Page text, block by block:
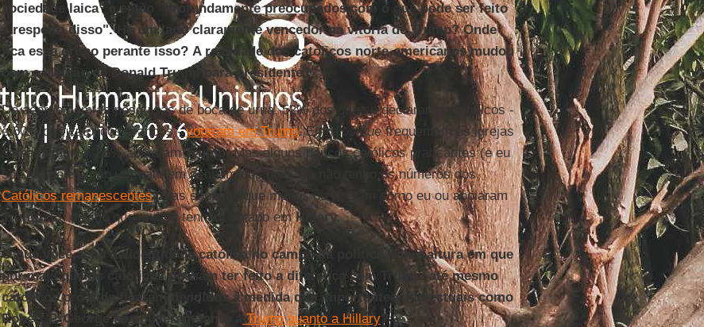
sociedade laica" e estão "profundamente preocupados com o que pode ser feito
a respeito disso". Há um lado claramente vencedor na vitória de Trump? Onde
fica esse grupo perante isso? A realidade dos católicos norte-americanos mudou
com a eleição de Donald Trump para presidente?
De acordo com as pesquisas de boca de urna, 52% dos que se declararam católicos -
e 60% dos católicos brancos -votaram em Trump. Entre os que frequentam as igrejas
semanalmente, 56% apoiaramTrump. Mas alguns poucos católicos praticantes (e eu
sou um deles) não votaram em nenhum dos dois. Eu não tenho os números dos
Católicos remanescentes, mas suponho que muitos ou fizeram como eu ou apoiaram
Trump. Eu duvido que muitos tenham votado emHillary.
O que você acha da identidade católica no campo da política numa altura em que
por mais que os católicos possam ter feito a diferença com Trump, até mesmo
católicos pró-vida ficaram divididos à medida que importantes intelectuais como
Robert P. George se opuseram tanto a Trump quanto a Hillary?